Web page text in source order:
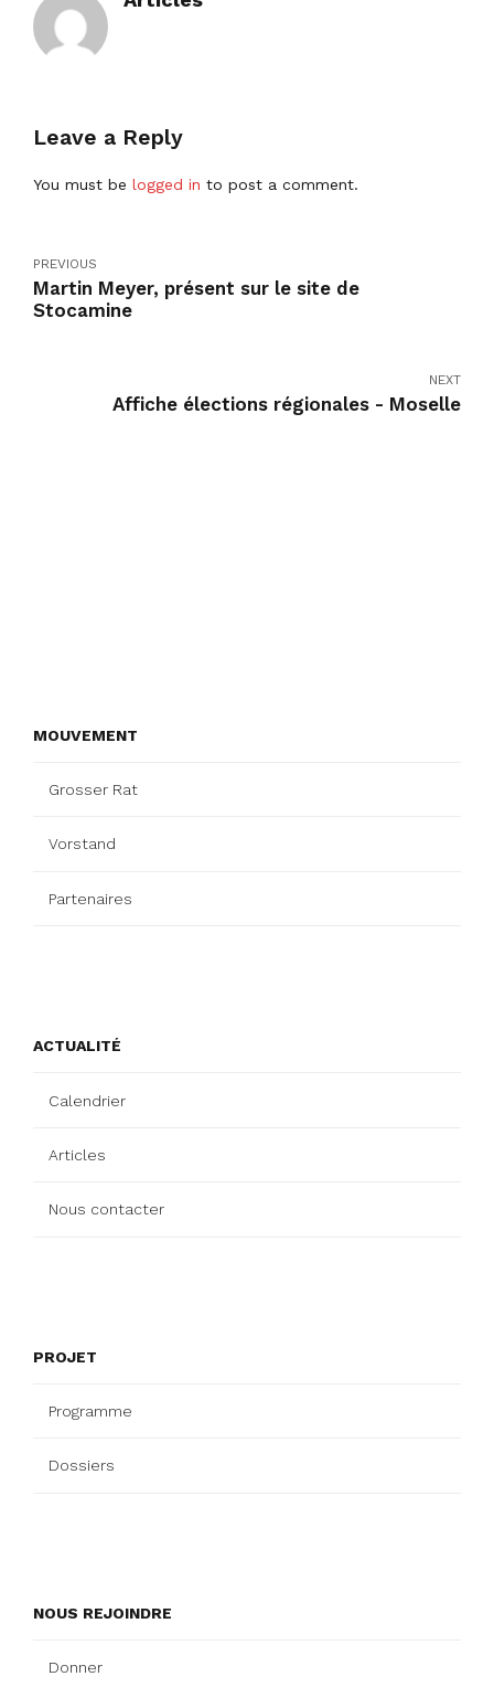
Leave a Reply
You must be logged in to post a comment.
PREVIOUS
Martin Meyer, présent sur le site de
Stocamine
NEXT
Affiche élections régionales - Moselle
MOUVEMENT
Grosser Rat
Vorstand
Partenaires
ACTUALITÉ
Calendrier
Articles
Nous contacter
PROJET
Programme
Dossiers
NOUS REJOINDRE
Donner